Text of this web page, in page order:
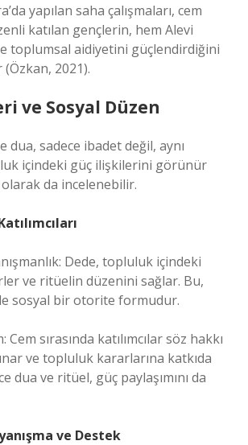
yapılan saha çalışmaları, cem
katılan gençlerin, hem Alevi
toplumsal aidiyetini güçlendirdiğini
2021).
ve Sosyal Düzen
dua, sadece ibadet değil, aynı
içindeki güç ilişkilerini görünür
da incelenebilir.
Dede, topluluk içindeki
ve ritüelin düzenini sağlar. Bu,
sosyal bir otorite formudur.
Cem sırasında katılımcılar söz hakkı
ve topluluk kararlarına katkıda
dua ve ritüel, güç paylaşımını da
ve Destek